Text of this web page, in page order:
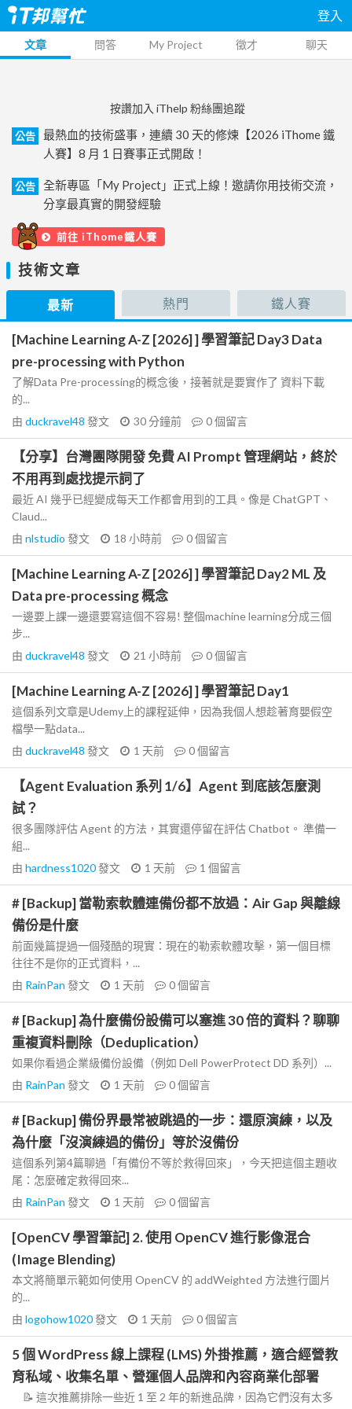
登入
文章 問答 My Project 徵才 聊天
按讚加入 iThelp 粉絲團追蹤
公告
最熱血的技術盛事，連續 30 天的修煉【2026 iThome 鐵
人賽】8 月 1 日賽事正式開啟！
公告
全新專區「My Project」正式上線！邀請你用技術交流，
分享最真實的開發經驗
前往 iThome鐵人賽
技術文章
最新 熱門 鐵人賽
[Machine Learning A-Z [2026] ] 學習筆記 Day3 Data
pre-processing with Python
了解Data Pre-processing的概念後，接著就是要實作了 資料下載
的...
由 duckravel48 發文 30 分鐘前 0個留言
【分享】台灣團隊開發 免費 AI Prompt 管理網站，終於
不用再到處找提示詞了
最近 AI 幾乎已經變成每天工作都會用到的工具。像是 ChatGPT、
Claud...
由 nlstudio 發文 18 小時前 0個留言
[Machine Learning A-Z [2026] ] 學習筆記 Day2 ML 及
Data pre-processing 概念
一邊要上課一邊還要寫這個不容易! 整個machine learning分成三個
步...
由 duckravel48 發文 21 小時前 0個留言
[Machine Learning A-Z [2026] ] 學習筆記 Day1
這個系列文章是Udemy上的課程延伸，因為我個人想趁著育嬰假空
檔學一點data...
由 duckravel48 發文 1 天前 0個留言
【Agent Evaluation 系列 1/6】Agent 到底該怎麼測
試？
很多團隊評估 Agent 的方法，其實還停留在評估 Chatbot。 準備一
組...
由 hardness1020發文 1 天前 1 個留言
# [Backup] 當勒索軟體連備份都不放過：Air Gap 與離線
備份是什麼
前面幾篇提過一個殘酷的現實：現在的勒索軟體攻擊，第一個目標
往往不是你的正式資料，...
由 RainPan 發文 1 天前 0個留言
# [Backup] 為什麼備份設備可以塞進 30 倍的資料？聊聊
重複資料刪除（Deduplication）
如果你看過企業級備份設備（例如 Dell PowerProtect DD 系列）...
由 RainPan 發文 1 天前 0個留言
# [Backup] 備份界最常被跳過的一步：還原演練，以及
為什麼「沒演練過的備份」等於沒備份
這個系列第4篇聊過「有備份不等於救得回來」，今天把這個主題收
尾：怎麼確定救得回來...
由 RainPan 發文 1 天前 0個留言
[OpenCV 學習筆記] 2. 使用 OpenCV 進行影像混合
(Image Blending)
本文將簡單示範如何使用 OpenCV 的 addWeighted 方法進行圖片
的...
由 logohow1020發文 1 天前 0個留言
5 個 WordPress 線上課程 (LMS) 外掛推薦，適合經營教
育私域、收集名單、營運個人品牌和內容商業化部署
📝 這次推薦排除一些近 1 至 2 年的新進品牌，因為它們沒有太多